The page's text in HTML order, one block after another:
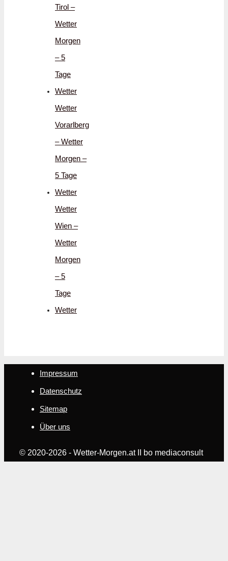
Tirol –
Wetter
Morgen
– 5
Tage
Wetter
Wetter
Vorarlberg
– Wetter
Morgen –
5 Tage
Wetter
Wetter
Wien –
Wetter
Morgen
– 5
Tage
Wetter
Impressum
Datenschutz
Sitemap
Über uns
© 2020-2026 - Wetter-Morgen.at II bo mediaconsult